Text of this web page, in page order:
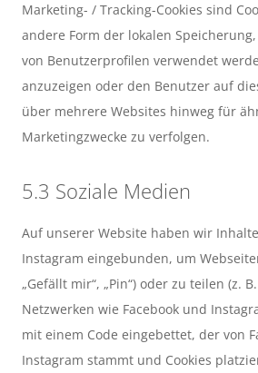
Marketing- / Tracking-Cookies sind
andere Form der lokalen
von Benutzerprofilen verwendet
anzuzeigen oder den Benutzer auf
über mehrere Websites hinweg für
Marketingzwecke zu verfolgen.
5.3 Soziale Medien
Auf unserer Website haben wir
Instagram eingebunden, um
„Gefällt mir“, „Pin“) oder zu teilen (z.
Netzwerken wie Facebook und
mit einem Code eingebettet, der von
Instagram stammt und Cookies